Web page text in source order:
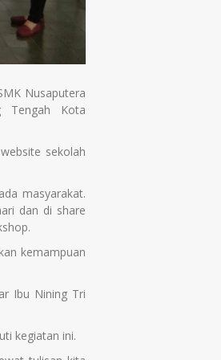
Nusaputera
Tengah Kota
sekolah
masyarakat.
dan di share
kemampuan
Ibu Nining Tri
kegiatan ini.